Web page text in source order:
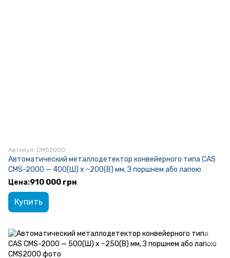
Артикул: CMS2000
Автоматический металлодетектор конвейерного типа CAS
CMS-2000 — 400(Ш) x ~200(В) мм, З поршнем або лапою
910 000 грн
Купить